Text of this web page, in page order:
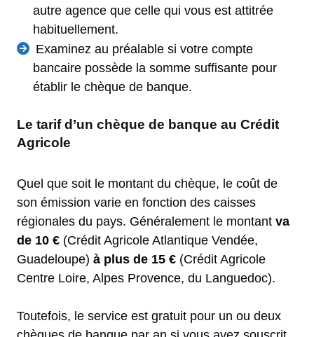
autre agence que celle qui vous est attitrée
habituellement.
Examinez au préalable si votre compte
bancaire possède la somme suffisante pour
établir le chèque de banque.
Le tarif d’un chèque de banque au Crédit
Agricole
Quel que soit le montant du chèque, le coût de
son émission varie en fonction des caisses
régionales du pays. Généralement le montant va
de 10 € (Crédit Agricole Atlantique Vendée,
Guadeloupe) à plus de 15 € (Crédit Agricole
Centre Loire, Alpes Provence, du Languedoc).
Toutefois, le service est gratuit pour un ou deux